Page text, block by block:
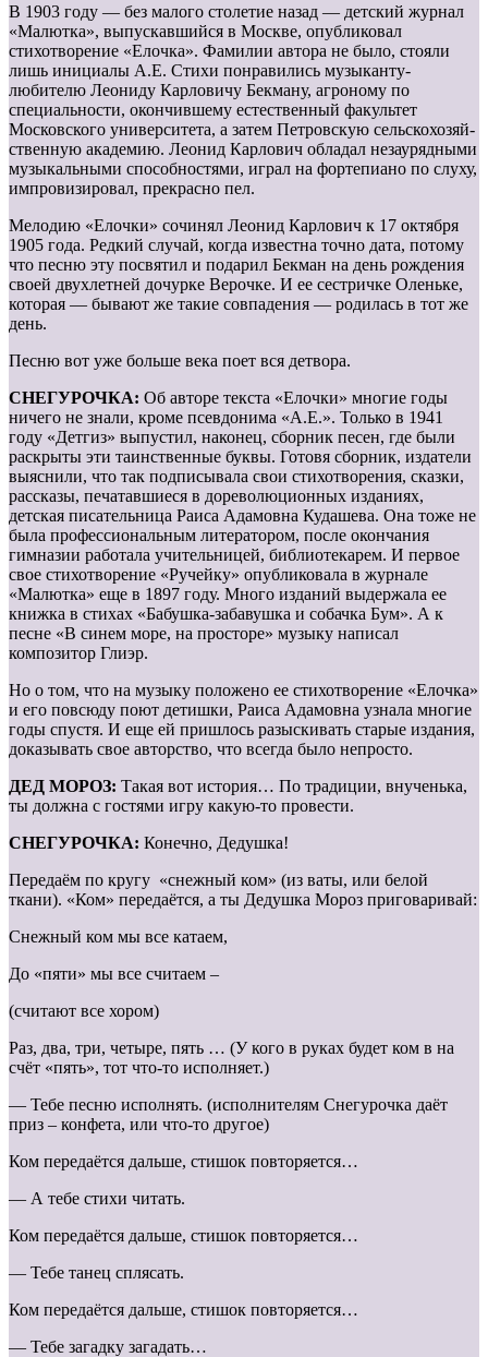
В 1903 году — без малого столетие назад — детский журнал
«Малютка», выпускавшийся в Москве, опубликовал
стихотворение «Елочка». Фамилии автора не было, стояли
лишь инициалы А.Е. Стихи понравились музыканту-
любителю Леониду Карловичу Бекману, агроному по
специальности, окончившему естественный факультет
Московского университета, а затем Петровскую сельскохозяй­
ственную академию. Леонид Карлович обладал незаурядными
музыкальными способностями, играл на фортепиано по слуху,
импровизировал, прекрасно пел.
Мелодию «Елочки» сочинял Леонид Карлович к 17 октября
1905 года. Редкий случай, когда известна точно дата, потому
что песню эту посвятил и подарил Бекман на день рождения
своей двухлетней дочурке Верочке. И ее сестричке Оленьке,
которая — бывают же такие совпадения — родилась в тот же
день.
Песню вот уже больше века поет вся детвора.
СНЕГУРОЧКА: Об авторе текста «Елочки» многие годы
ничего не знали, кроме псевдонима «А.Е.». Только в 1941
году «Детгиз» выпустил, наконец, сборник песен, где были
раскрыты эти таинственные буквы. Готовя сборник, издатели
выяснили, что так подписывала свои стихотворения, сказки,
рассказы, печатавшиеся в дореволюционных изданиях,
детская писательница Раиса Адамовна Кудашева. Она тоже не
была профессиональным литератором, после окончания
гимназии работала учительницей, библиотекарем. И первое
свое стихотворение «Ручейку» опубликовала в журнале
«Малютка» еще в 1897 году. Много изданий выдержала ее
книжка в стихах «Бабушка-забавушка и собачка Бум». А к
песне «В синем море, на просторе» музыку написал
композитор Глиэр.
Но о том, что на музыку положено ее стихотворение «Елочка»
и его повсюду поют детишки, Раиса Адамовна узнала многие
годы спустя. И еще ей пришлось разыскивать старые издания,
доказывать свое авторство, что всегда было непросто.
ДЕД МОРОЗ: Такая вот история… По традиции, внученька,
ты должна с гостями игру какую-то провести.
СНЕГУРОЧКА: Конечно, Дедушка!
Передаём по кругу «снежный ком» (из ваты, или белой
ткани). «Ком» передаётся, а ты Дедушка Мороз приговаривай:
Снежный ком мы все катаем,
До «пяти» мы все считаем –
(считают все хором)
Раз, два, три, четыре, пять … (У кого в руках будет ком в на
счёт «пять», тот что-то исполняет.)
— Тебе песню исполнять. (исполнителям Снегурочка даёт
приз – конфета, или что-то другое)
Ком передаётся дальше, стишок повторяется…
— А тебе стихи читать.
Ком передаётся дальше, стишок повторяется…
— Тебе танец сплясать.
Ком передаётся дальше, стишок повторяется…
— Тебе загадку загадать…